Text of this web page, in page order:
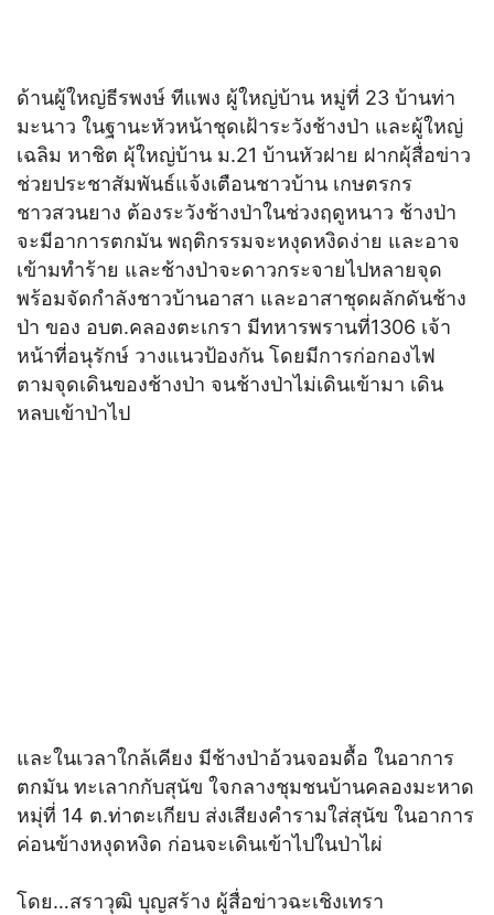
ด้านผู้ใหญ่ธีรพงษ์ ทีแพง ผู้ใหญ่บ้าน หมู่ที่ 23 บ้านท่า
มะนาว ในฐานะหัวหน้าชุดเฝ้าระวังช้างป่า และผู้ใหญ่
เฉลิม หาชิต ผุ้ใหญ่บ้าน ม.21 บ้านหัวฝาย ฝากผุ้สื่อข่าว
ช่วยประชาสัมพันธ์แจ้งเตือนชาวบ้าน เกษตรกร
ชาวสวนยาง ต้องระวังช้างป่าในช่วงฤดูหนาว ช้างป่า
จะมีอาการตกมัน พฤติกรรมจะหงุดหงิดง่าย และอาจ
เข้ามทำร้าย และช้างป่าจะดาวกระจายไปหลายจุด
พร้อมจัดกำลังชาวบ้านอาสา และอาสาชุดผลักดันช้าง
ป่า ของ อบต.คลองตะเกรา มีทหารพรานที่1306 เจ้า
หน้าที่อนุรักษ์ วางแนวป้องกัน โดยมีการก่อกองไฟ
ตามจุดเดินของช้างป่า จนช้างป่าไม่เดินเข้ามา เดิน
หลบเข้าป่าไป
และในเวลาใกล้เคียง มีช้างป่าอ้วนจอมดื้อ ในอาการ
ตกมัน ทะเลากกับสุนัข ใจกลางชุมชนบ้านคลองมะหาด
หมุ่ที่ 14 ต.ท่าตะเกียบ ส่งเสียงคำรามใส่สุนัข ในอาการ
ค่อนข้างหงุดหงิด ก่อนจะเดินเข้าไปในป่าไผ่
โดย…สราวุฒิ บุญสร้าง ผู้สื่อข่าวฉะเชิงเทรา